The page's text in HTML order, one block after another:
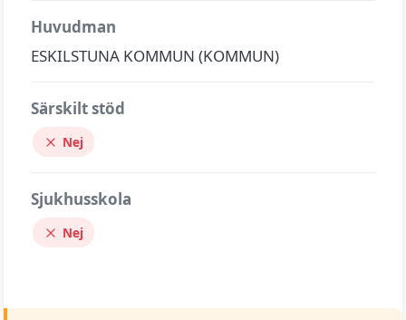
Huvudman
ESKILSTUNA KOMMUN (KOMMUN)
Särskilt stöd
Nej
Sjukhusskola
Nej